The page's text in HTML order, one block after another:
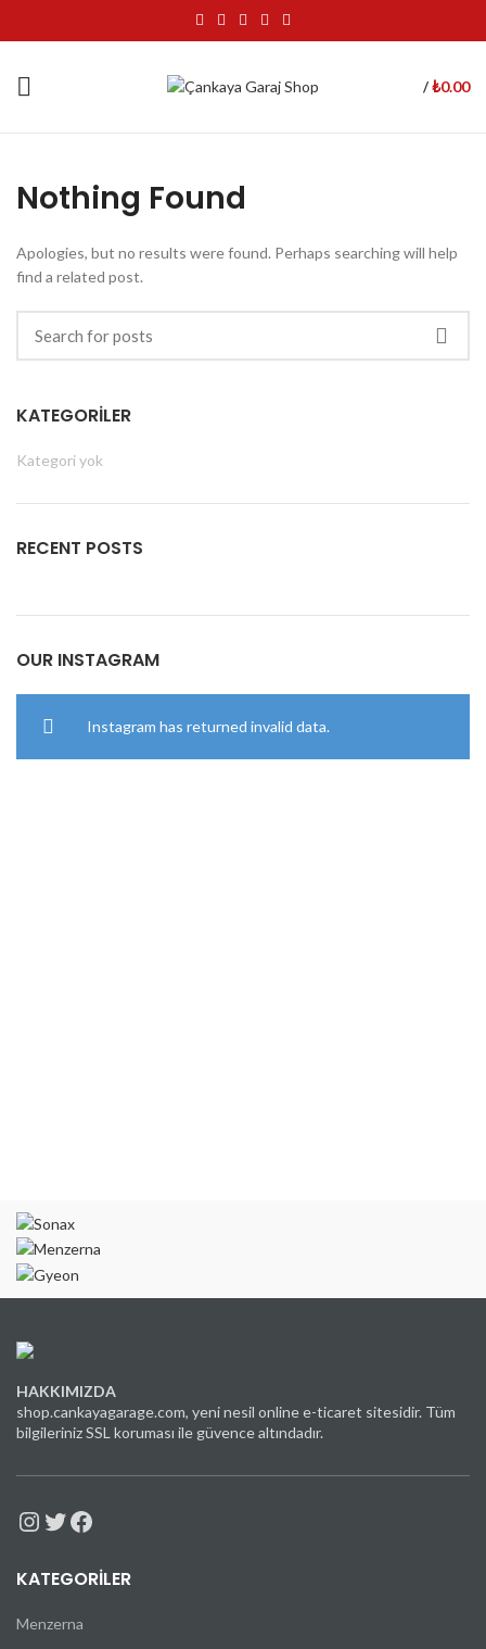
/₺0.00
Nothing Found
Apologies, but no results were found. Perhaps searching will help
find a related post.
KATEGORILER
Kategori yok
RECENT POSTS
OUR INSTAGRAM
Instagram has returned invalid data.
HAKKIMIZDA
shop.cankayagarage.com, yeni nesil online e-ticaret sitesidir. Tüm
bilgileriniz SSL koruması ile güvence altındadır.
KATEGORILER
Menzerna